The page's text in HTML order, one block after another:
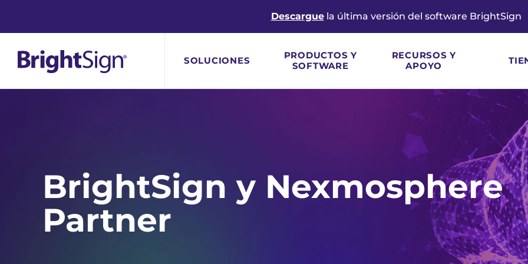
contenido
BrightSign
SOLUCIONES
PRODUCTOS Y
SOFTWARE
RECURSOS Y
APOYO
Descarguela última versión del software BrightSign
BrightSign y Nexmosphere
Partner